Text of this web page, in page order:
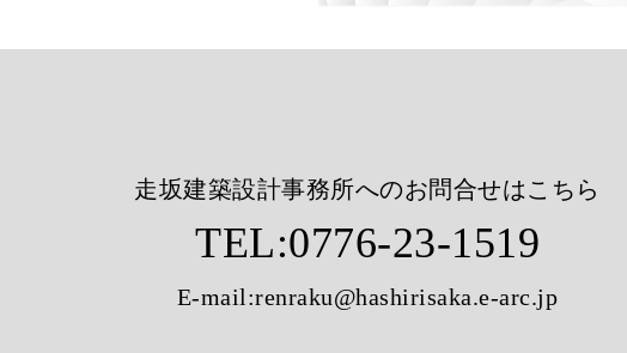
走坂建築設計事務所へのお問合せはこちら
TEL:0776-23-1519
E-mail:renraku@hashirisaka.e-arc.jp